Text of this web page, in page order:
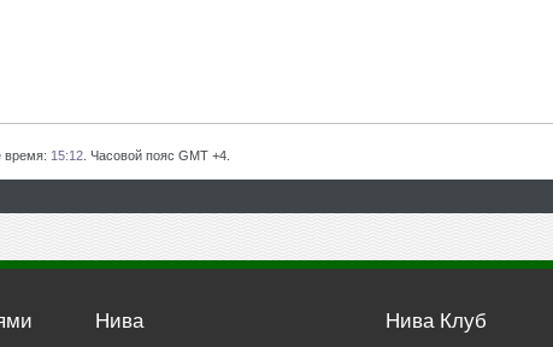
время: 15:12 . Часовой пояс GMT +4.
Нива Нива Клуб